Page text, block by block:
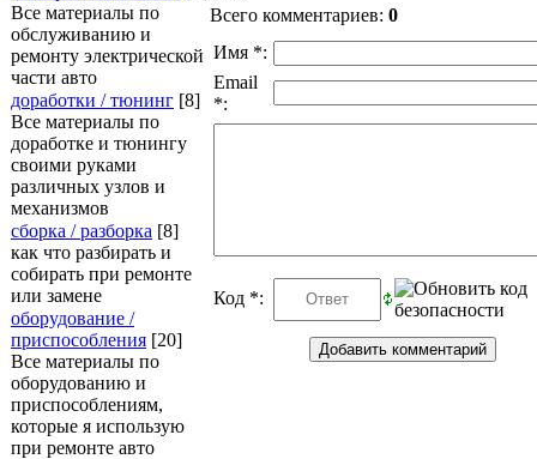
Все материалы по
обслуживанию и
ремонту электрической
части авто
доработки / тюнинг [8]
Все материалы по
доработке и тюнингу
своими руками
различных узлов и
механизмов
сборка / разборка [8]
как что разбирать и
собирать при ремонте
или замене
оборудование /
приспособления [20]
Все материалы по
оборудованию и
приспособлениям,
которые я использую
при ремонте авто
Всего комментариев: 0
Имя *:
Email
*:
Код *: